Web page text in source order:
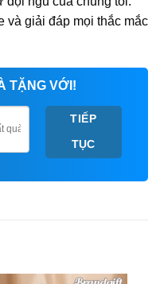
và giải đáp mọi thắc mắc
TẶNG VỚI!
TIẾP
TỤC